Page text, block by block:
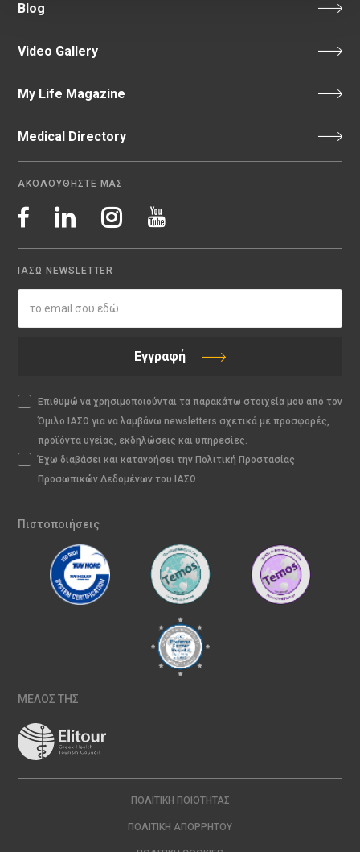
Blog
Video Gallery
My Life Magazine
Medical Directory
ΑΚΟΛΟΥΘΗΣΤΕ ΜΑΣ
ΙΑΣΩ NEWSLETTER
Εγγραφή
Επιθυμώ να χρησιμοποιούνται τα παρακάτω στοιχεία μου από τον
Όμιλο ΙΑΣΩ για να λαμβάνω newsletters σχετικά με προσφορές,
προϊόντα υγείας, εκδηλώσεις και υπηρεσίες.
Έχω διαβάσει και κατανοήσει την Πολιτική Προστασίας
Προσωπικών Δεδομένων του ΙΑΣΩ
Πιστοποιήσεις
ΜΕΛΟΣ ΤΗΣ
ΠΟΛΙΤΙΚΉ ΠΟΙΌΤΗΤΑΣ
ΠΟΛΙΤΙΚΉ ΑΠΟΡΡΉΤΟΥ